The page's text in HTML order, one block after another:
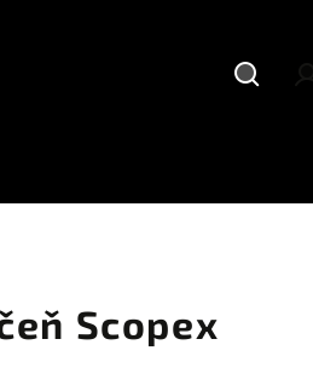
Scopex